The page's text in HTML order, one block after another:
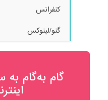
کنفرانس
گنو/لینوکس
گام به‌گام به‌